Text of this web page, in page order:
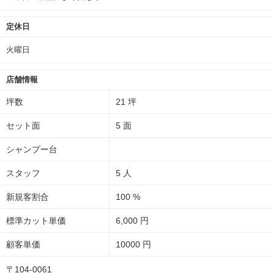
定休日
火曜日
店舗情報
坪数 21 坪
セット面 5 面
シャンプー台
スタッフ 5 人
新規客割合 100 %
標準カット単価 6,000 円
顧客単価 10000 円
〒104-0061